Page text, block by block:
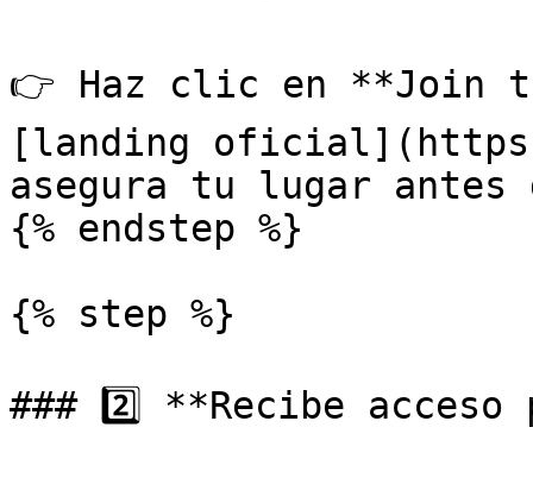
👉 Haz clic en **Join
[landing
asegura tu lugar antes
{% endstep %}
{% step %}
### 2️⃣ **Recibe